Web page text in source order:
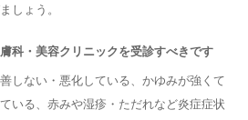
しょう。
科・美容クリニックを受診すべきです
しない・悪化している、かゆみが強くて
いる、赤みや湿疹・ただれなど炎症症状